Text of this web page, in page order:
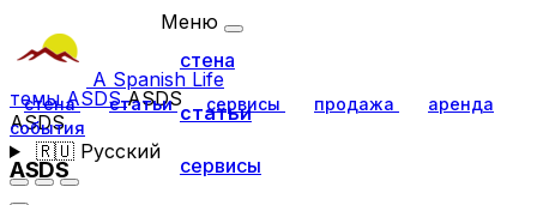
A Spanish Life
стена статьи сервисы продажа
аренда
события
🇷🇺Русский
Меню
стена
статьи
сервисы
темыASDSASDS
ASDS
ASDS